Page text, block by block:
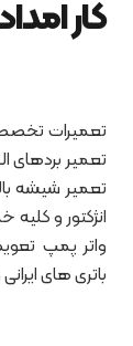
کار
تعمیرات
تعمیر شیشه
انژکتور و
واتر پمپ
باتری های